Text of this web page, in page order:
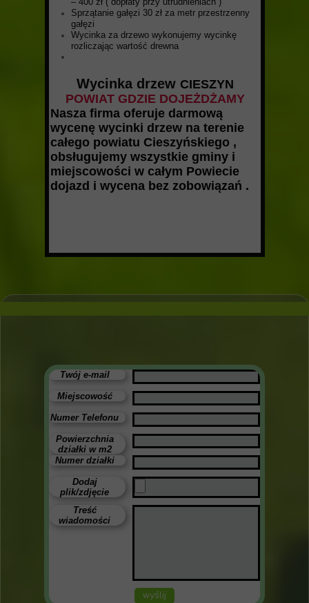
Sprzątanie gałęzi 30 zł za metr przestrzenny
gałęzi
Wycinka za drzewo wykonujemy wycinkę
rozliczając wartość drewna
Wycinka drzew CIESZYN
POWIAT GDZIE DOJEŻDŻAMY
Nasza firma oferuje darmową
wycenę wycinki drzew na terenie
całego powiatu Cieszyńskiego ,
obsługujemy wszystkie gminy i
miejscowości w całym Powiecie
dojazd i wycena bez zobowiązań .
Twój e-mail
Miejscowość
Numer Telefonu
Powierzchnia
działki w m2
Numer działki
Dodaj
plik/zdjęcie
Treść
wiadomości
wyślij